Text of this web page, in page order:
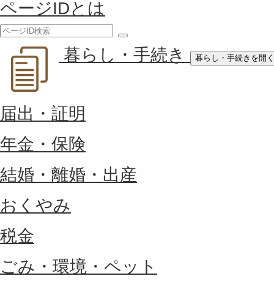
ページIDとは
索
暮らし・手続き 暮らし・手続きを開く
届出・証明
年金・保険
結婚・離婚・出産
おくやみ
税金
ごみ・環境・ペット